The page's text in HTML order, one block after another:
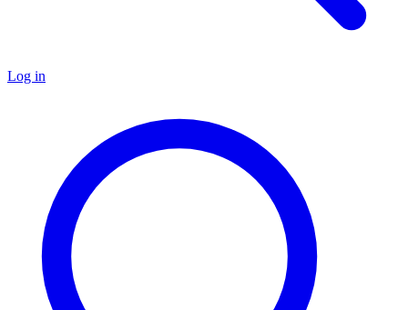
Log in